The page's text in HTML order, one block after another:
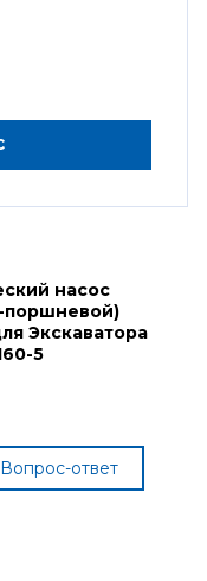
насос
поршневой)
Экскаватора
5
Вопрос-ответ